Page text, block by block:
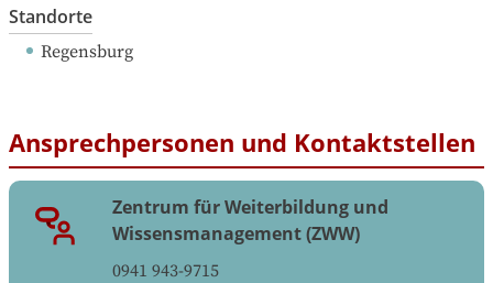
Standorte
Regensburg
Ansprechpersonen und Kontaktstellen
Zentrum für Weiterbildung und
Wissensmanagement (ZWW)
0941 943-9715